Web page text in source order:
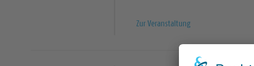
Zur Veranstaltung